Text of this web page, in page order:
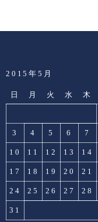
2015年5月
日 月 火 水 木
3 4 5 6 7
10 11 12 13 14
17 18 19 20 21
24 25 26 27 28
31